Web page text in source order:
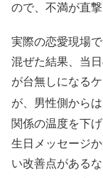
ので、不満が直
実際の恋愛現場
混ぜた結果、当
が台無しになる
が、男性側からは
関係の温度を下
生日メッセージ
い改善点がある